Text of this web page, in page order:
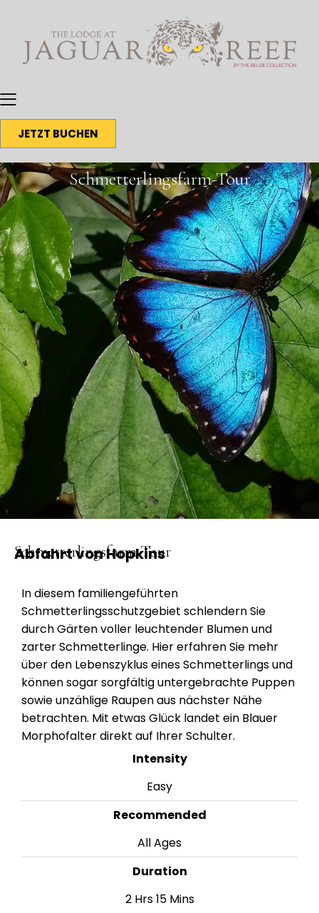
JETZT BUCHEN
Schmetterlingsfarm-Tour
Schmetterlingsfarm-Tour
Abfahrt von Hopkins
In diesem familiengeführten
Schmetterlingsschutzgebiet schlendern Sie
durch Gärten voller leuchtender Blumen und
zarter Schmetterlinge. Hier erfahren Sie mehr
über den Lebenszyklus eines Schmetterlings und
können sogar sorgfältig untergebrachte Puppen
sowie unzählige Raupen aus nächster Nähe
betrachten. Mit etwas Glück landet ein Blauer
Morphofalter direkt auf Ihrer Schulter.
Intensity
Easy
Recommended
All Ages
Duration
2 Hrs 15 Mins